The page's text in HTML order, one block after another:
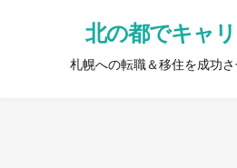
北の都でキャ
札幌への転職＆移住を成功